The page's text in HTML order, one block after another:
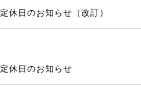
休日のお知らせ（改訂）
休日のお知らせ